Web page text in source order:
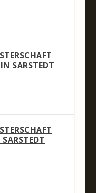
SARSTEDT